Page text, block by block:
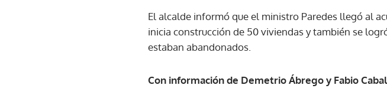
El alcalde informó que el ministro Paredes llegó al
inicia construcción de 50 viviendas y también se
estaban abandonados.
Con información de Demetrio Ábrego y Fabio